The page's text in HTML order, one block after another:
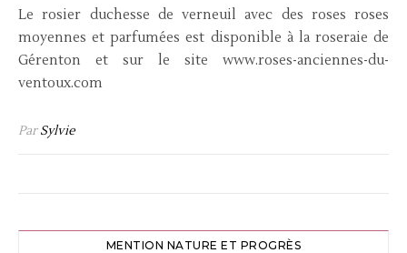
Le rosier duchesse de verneuil avec des roses roses
moyennes et parfumées est disponible à la roseraie de
Gérenton et sur le site www.roses-anciennes-du-
ventoux.com
ParSylvie
MENTION NATURE ET PROGRÈS